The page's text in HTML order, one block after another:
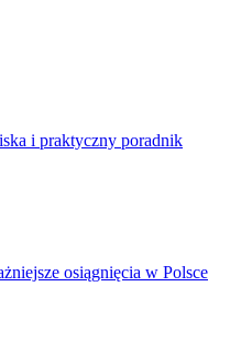
i praktyczny poradnik
osiągnięcia w Polsce